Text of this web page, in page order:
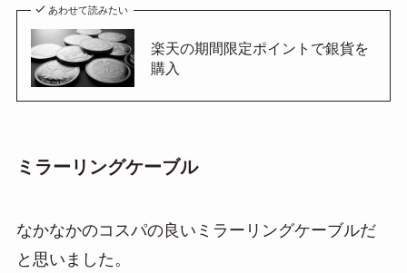
あわせて読みたい
楽天の期間限定ポイントで銀貨を
購入
ミラーリングケーブル
なかなかのコスパの良いミラーリングケーブルだ
と思いました。